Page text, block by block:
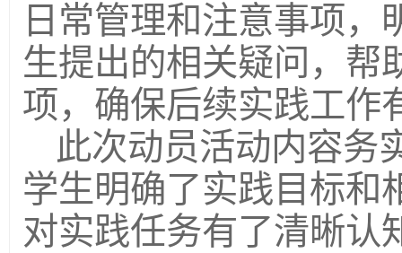
日常管理和注意事项
生提出的相关疑问，帮
项，确保后续实践工作
此次动员活动内容务
学生明确了实践目标和
对实践任务有了清晰认